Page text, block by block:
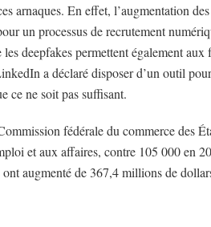
arnaques. En effet, l’augmentation
un processus de recrutement
deepfakes permettent également aux
a déclaré disposer d’un outil
ce ne soit pas suffisant.
fédérale du commerce des
et aux affaires, contre 105 000 en
augmenté de 367,4 millions de